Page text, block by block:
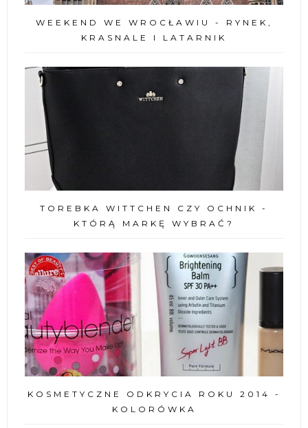
WEEKEND WE WROCŁAWIU - RYNEK,
KRASNALE I LATARNIK
TOREBKA WITTCHEN CZY OCHNIK -
KTÓRĄ MARKĘ WYBRAĆ?
KOSMETYCZNE ODKRYCIA ROKU 2014 -
KOLORÓWKA